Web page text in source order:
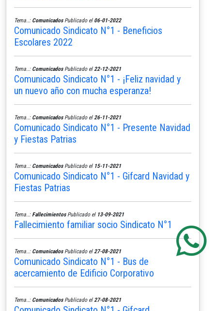
Tema..: ComunicadosPublicado el 06-01-2022
Comunicado Sindicato N°1 - Beneficios
Escolares 2022
Tema..: ComunicadosPublicado el 22-12-2021
Comunicado Sindicato N°1 - ¡Feliz navidad y
un nuevo año con mucha esperanza!
Tema..: ComunicadosPublicado el 26-11-2021
Comunicado Sindicato N°1 - Presente Navidad
y Fiestas Patrias
Tema..: ComunicadosPublicado el 15-11-2021
Comunicado Sindicato N°1 - Gifcard Navidad y
Fiestas Patrias
Tema..: FallecimientosPublicado el 13-09-2021
Fallecimiento familiar socio Sindicato N°1
Tema..: ComunicadosPublicado el 27-08-2021
Comunicado Sindicato N°1 - Bus de
acercamiento de Edificio Corporativo
Tema..: ComunicadosPublicado el 27-08-2021